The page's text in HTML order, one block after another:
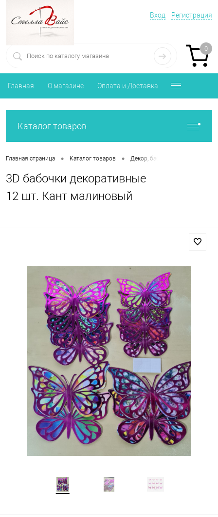
Вход Регистрация
0
Главная О магазине Оплата и Доставка
Каталог товаров
Главная страница • Каталог товаров • Декор, бабочки, птички
3D бабочки декоративные
12 шт. Кант малиновый